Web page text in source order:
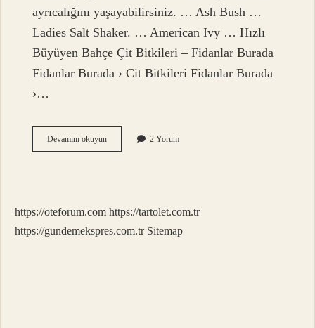
ayrıcalığını yaşayabilirsiniz. … Ash Bush …
Ladies Salt Shaker. … American Ivy … Hızlı
Büyüyen Bahçe Çit Bitkileri – Fidanlar Burada
Fidanlar Burada › Cit Bitkileri Fidanlar Burada
›…
Devamını okuyunÇit
Için
2 Yorum
https://oteforum.com https://tartolet.com.tr
https://gundemekspres.com.tr Sitemap